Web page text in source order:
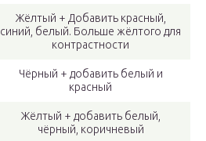
Жёлтый + Добавить красный,
синий, белый. Больше жёлтого для
контрастности
Чёрный + добавить белый и
красный
Жёлтый + добавить белый,
чёрный, коричневый